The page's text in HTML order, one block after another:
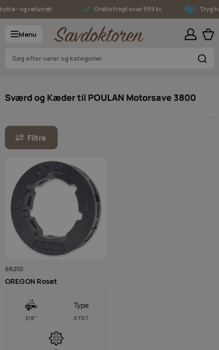
Skip to Content
og returret Gratis fragt over 599 kr. Tryg
Menu
Sværd og Kæder til POULAN Motorsave 3800
Filtre
68210
OREGON Roset
3/8" STD7